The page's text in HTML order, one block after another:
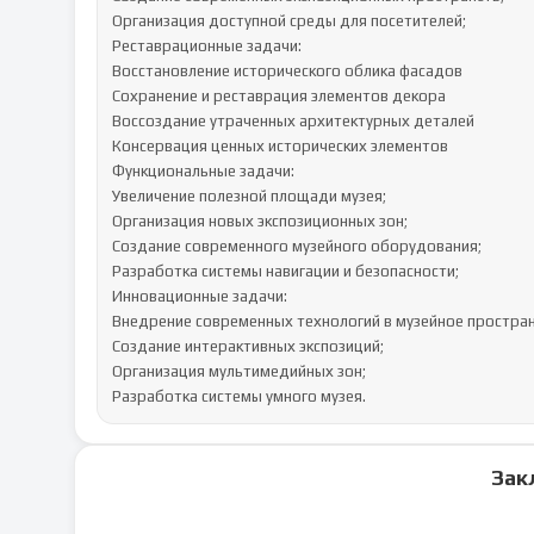
Организация доступной среды для посетителей;
Реставрационные задачи:
Восстановление исторического облика фасадов
Сохранение и реставрация элементов декора
Воссоздание утраченных архитектурных деталей
Консервация ценных исторических элементов
Функциональные задачи:
Увеличение полезной площади музея;
Организация новых экспозиционных зон;
Создание современного музейного оборудования;
Разработка системы навигации и безопасности;
Инновационные задачи:
Внедрение современных технологий в музейное
Создание интерактивных экспозиций;
Организация мультимедийных зон;
Разработка системы умного музея.